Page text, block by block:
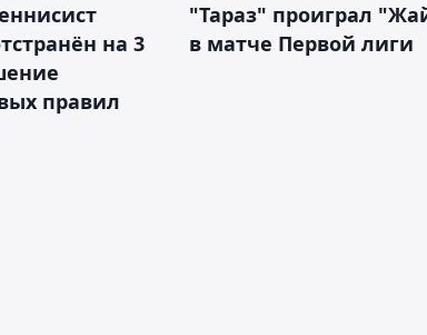
на 3
правил
"Тараз" проиграл
в матче Первой лиги